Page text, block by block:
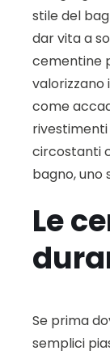
stile del
dar vita a
cementine
valorizzano
come
circostanti
bagno, uno
Le
Se prima
semplici